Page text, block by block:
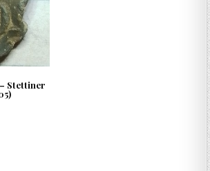
Stettiner